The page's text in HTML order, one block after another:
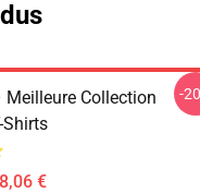
Collection
Shirts
€
-